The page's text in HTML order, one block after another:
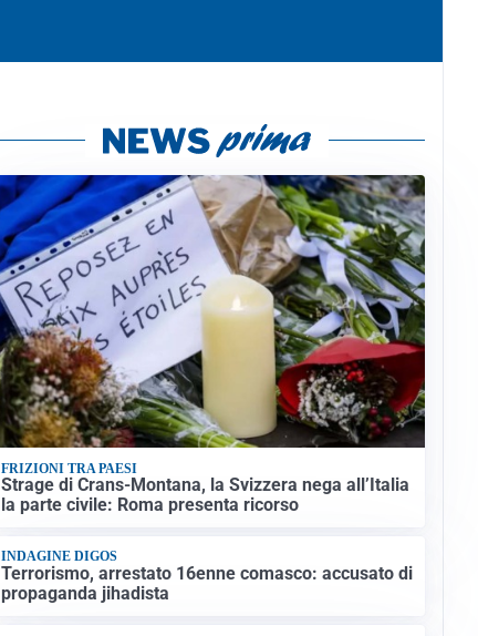
FRIZIONI TRA PAESI
Strage di Crans-Montana, la Svizzera nega all’Italia
la parte civile: Roma presenta ricorso
INDAGINE DIGOS
Terrorismo, arrestato 16enne comasco: accusato di
propaganda jihadista